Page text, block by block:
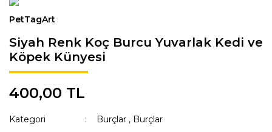
PetTagArt
Siyah Renk Koç Burcu Yuvarlak Kedi ve
Köpek Künyesi
400,00 TL
Kategori Burçlar , Burçlar